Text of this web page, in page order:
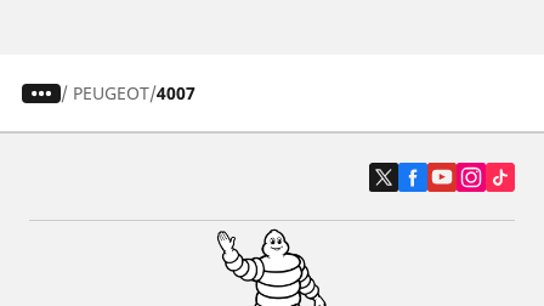
/ PEUGEOT 4007